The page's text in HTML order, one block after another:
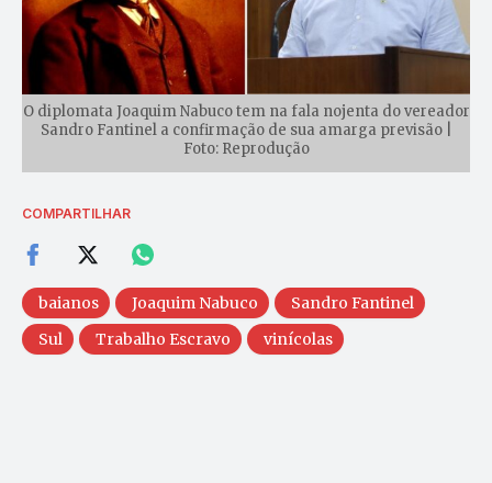
O diplomata Joaquim Nabuco tem na fala nojenta do vereador
Sandro Fantinel a confirmação de sua amarga previsão |
Foto: Reprodução
COMPARTILHAR
baianos Joaquim Nabuco
Sandro Fantinel
Sul
Trabalho Escravo vinícolas